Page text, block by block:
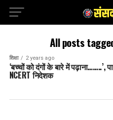
All posts
शिक्षा 2 years ago
‘बच्चों को दंगों के बारे में
NCERT निदेशक